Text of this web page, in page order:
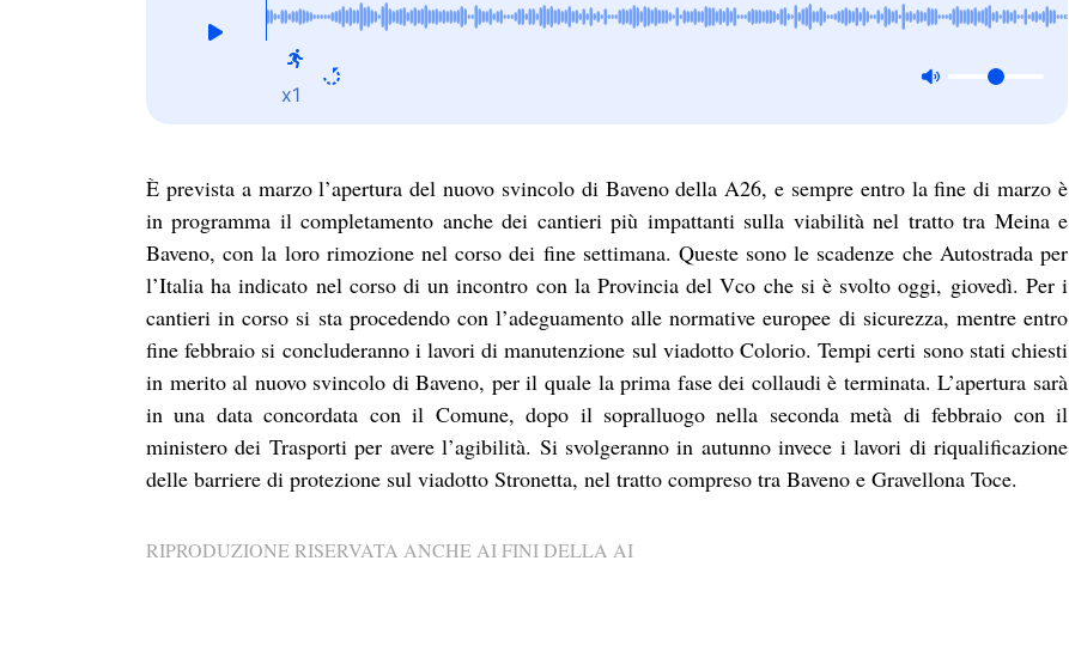
x1
È prevista a marzo l’apertura del nuovo svincolo di Baveno della A26, e sempre entro la fine di marzo è
in programma il completamento anche dei cantieri più impattanti sulla viabilità nel tratto tra Meina e
Baveno, con la loro rimozione nel corso dei fine settimana. Queste sono le scadenze che Autostrada per
l’Italia ha indicato nel corso di un incontro con la Provincia del Vco che si è svolto oggi, giovedì. Per i
cantieri in corso si sta procedendo con l’adeguamento alle normative europee di sicurezza, mentre entro
fine febbraio si concluderanno i lavori di manutenzione sul viadotto Colorio. Tempi certi sono stati chiesti
in merito al nuovo svincolo di Baveno, per il quale la prima fase dei collaudi è terminata. L’apertura sarà
in una data concordata con il Comune, dopo il sopralluogo nella seconda metà di febbraio con il
ministero dei Trasporti per avere l’agibilità. Si svolgeranno in autunno invece i lavori di riqualificazione
delle barriere di protezione sul viadotto Stronetta, nel tratto compreso tra Baveno e Gravellona Toce.
RIPRODUZIONE RISERVATA ANCHE AI FINI DELLA AI